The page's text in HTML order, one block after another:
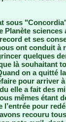
sous
Planète
et ses
ont conduit à
quelques
là souhaitant
on a quitté
pour arriver
elle a fait des
mêmes étant
l’entrée pour
recouru